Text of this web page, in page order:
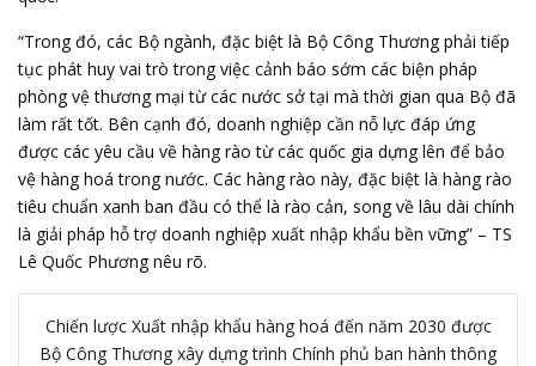
“Trong đó, các Bộ ngành, đặc biệt là Bộ Công Thương phải tiếp
tục phát huy vai trò trong việc cảnh báo sớm các biện pháp
phòng vệ thương mại từ các nước sở tại mà thời gian qua Bộ đã
làm rất tốt. Bên cạnh đó, doanh nghiệp cần nỗ lực đáp ứng
được các yêu cầu về hàng rào từ các quốc gia dựng lên để bảo
vệ hàng hoá trong nước. Các hàng rào này, đặc biệt là hàng rào
tiêu chuẩn xanh ban đầu có thể là rào cản, song về lâu dài chính
là giải pháp hỗ trợ doanh nghiệp xuất nhập khẩu bền vững” – TS
Lê Quốc Phương nêu rõ.
Chiến lược Xuất nhập khẩu hàng hoá đến năm 2030 được
Bộ Công Thương xây dựng trình Chính phủ ban hành thông